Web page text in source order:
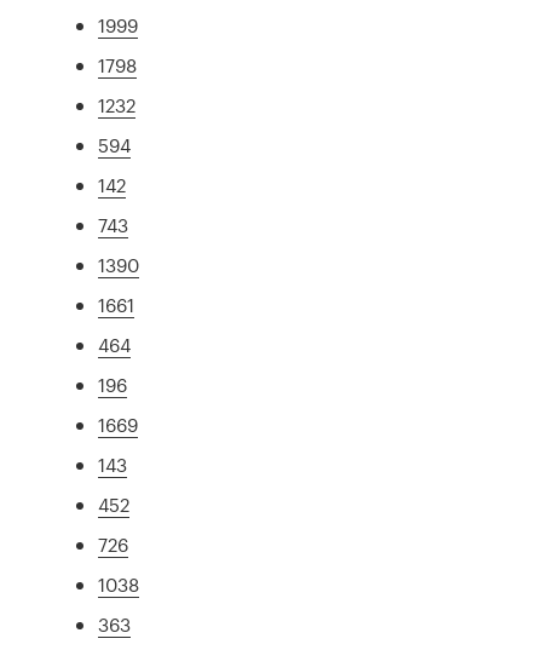
1999
1798
1232
594
142
743
1390
1661
464
196
1669
143
452
726
1038
363